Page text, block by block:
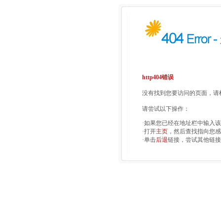
http404错误
没有找到您要访问的页面，
请尝试以下操作：
·如果您已经在地址栏中输入
·打开主页 ，然后查找指向您
·单击后退链接，尝试其他链